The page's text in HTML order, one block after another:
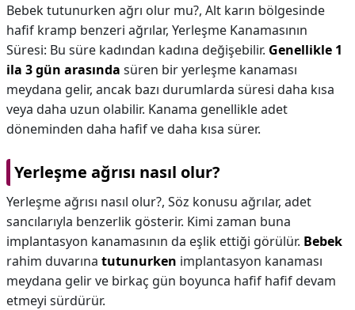
Bebek tutunurken ağrı olur mu?, Alt karın bölgesinde
hafif kramp benzeri ağrılar, Yerleşme Kanamasının
Süresi: Bu süre kadından kadına değişebilir. Genellikle 1
ila 3 gün arasında süren bir yerleşme kanaması
meydana gelir, ancak bazı durumlarda süresi daha kısa
veya daha uzun olabilir. Kanama genellikle adet
döneminden daha hafif ve daha kısa sürer.
Yerleşme ağrısı nasıl olur?
Yerleşme ağrısı nasıl olur?, Söz konusu ağrılar, adet
sancılarıyla benzerlik gösterir. Kimi zaman buna
implantasyon kanamasının da eşlik ettiği görülür. Bebek
rahim duvarına tutunurken implantasyon kanaması
meydana gelir ve birkaç gün boyunca hafif hafif devam
etmeyi sürdürür.